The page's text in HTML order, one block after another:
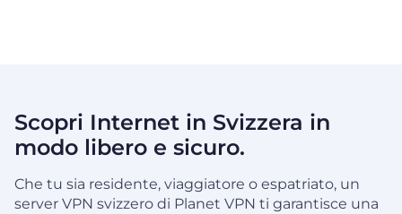
Scopri Internet in Svizzera in
modo libero e sicuro.
Che tu sia residente, viaggiatore o espatriato, un
server VPN svizzero di Planet VPN ti garantisce una